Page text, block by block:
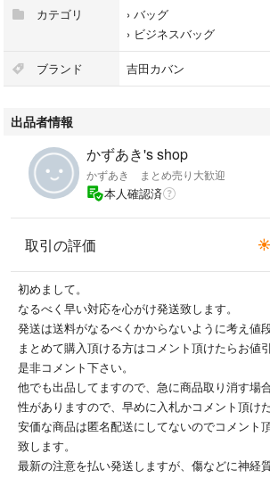
折りたたんで発送する場合がございます。
即購入OKです。
#ポーター
#ブリーフケース
#バッグ
#吉田カバン
#メンズ
#ブラック
カテゴリ
› バッグ
› ビジネスバッグ
ブランド 吉田カバン
出品者情報
かずあき's shop
かずあき まとめ売り大歓迎
本人確認済
取引の評価
初めまして。
なるべく早い対応を心がけ発送致します。
発送は送料がなるべくかからないように考え値
まとめて購入頂ける方はコメント頂けたらお値
是非コメント下さい。
他でも出品してますので、急に商品取り消す場
性がありますので、早めに入札かコメント頂け
安価な商品は匿名配送にしてないのでコメント
致します。
最新の注意を払い発送しますが、傷などに神経